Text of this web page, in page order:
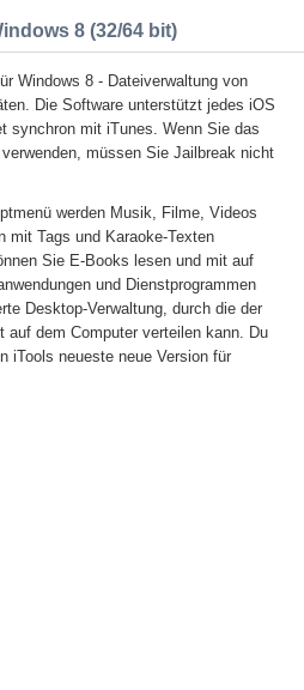
8 (32/64 bit)
Windows 8 - Dateiverwaltung von
Die Software unterstützt jedes iOS
synchron mit iTunes. Wenn Sie das
verwenden, müssen Sie Jailbreak nicht
werden Musik, Filme, Videos
mit Tags und Karaoke-Texten
Sie E-Books lesen und mit auf
und Dienstprogrammen
Desktop-Verwaltung, durch die der
auf dem Computer verteilen kann. Du
iTools neueste neue Version für